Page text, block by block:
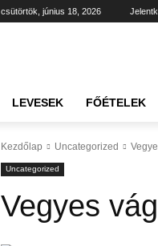
csütörtök, június 18, 2026
LEVESEK FŐÉTELEK
Kezdőlap Uncategorized
Uncategorized
Vegyes